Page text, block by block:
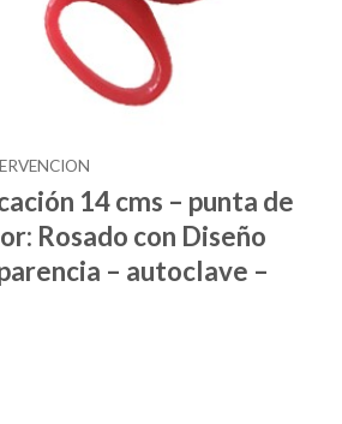
14 cms – punta de
Rosado con Diseño
– autoclave –